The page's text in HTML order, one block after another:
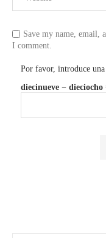
Save my name, email,
I comment.
Por favor, introduce una
diecinueve − dieciocho